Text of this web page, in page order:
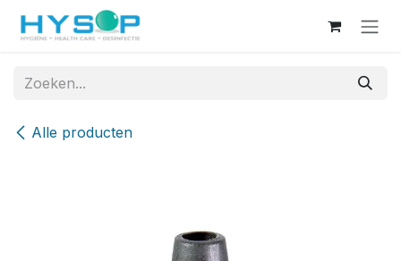
Overslaan naar inhoud
Alle producten